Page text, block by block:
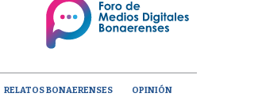
RELATOS BONAERENSES
OPINIÓN